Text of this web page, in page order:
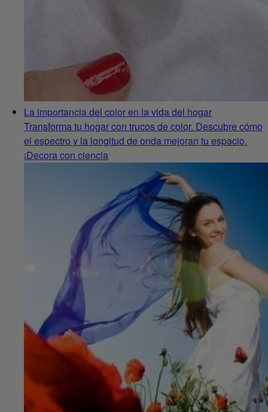
La importancia del color en la vida del hogar
Transforma tu hogar con trucos de color. Descubre cómo
el espectro y la longitud de onda mejoran tu espacio.
¡Decora con ciencia